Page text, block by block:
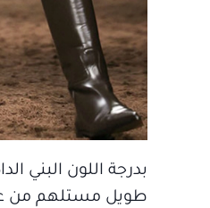
بدرجة اللون البني
طويل مستلهم من